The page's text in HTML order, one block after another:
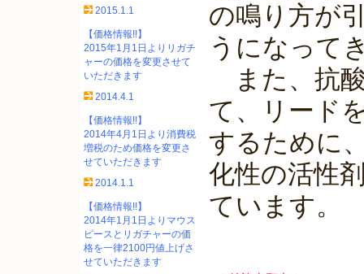
2015.1.1
【価格情報!!】
2015年1月1日よりリガチ
ャーの価格を変更させて
いただきます
2014.4.1
【価格情報!!】
2014年4月1日より消費税
増税のため価格を変更さ
せていただきます
2014.1.1
【価格情報!!】
2014年1月1日よりマウス
ピースとリガチャーの価
格を一律2100円値上げさ
せていただきます
の鳴り方が
うになって
また、抗
て、リード
するために
化性の活性
ています。